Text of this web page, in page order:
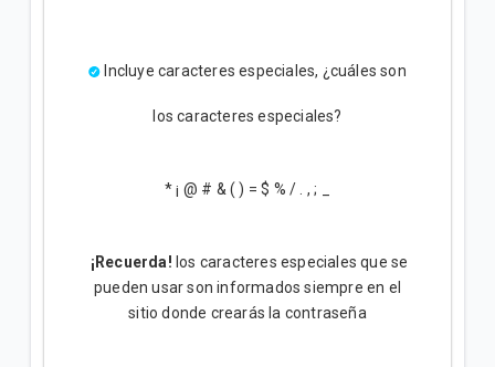
Incluye caracteres especiales, ¿cuáles son
los caracteres especiales?
* ¡ @ # & ( ) = $ % / . , ; _
¡Recuerda! los caracteres especiales que se
pueden usar son informados siempre en el
sitio donde crearás la contraseña